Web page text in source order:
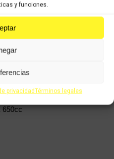
y funciones.
privacidadTérminos legales
650cc